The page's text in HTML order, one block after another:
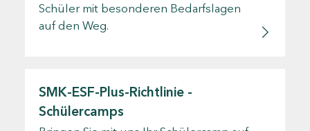
Schüler mit besonderen Bedarfslagen
auf den Weg.
SMK-ESF-Plus-Richtlinie -
Schülercamps